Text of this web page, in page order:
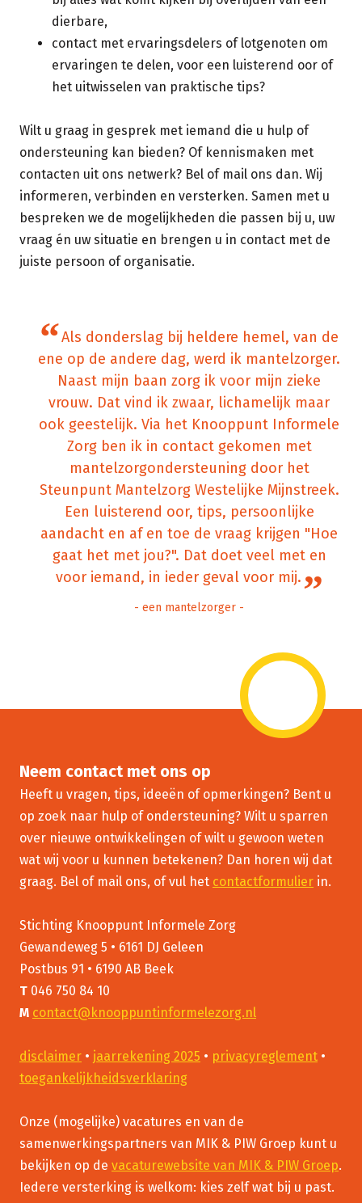
dierbare,
contact met ervaringsdelers of lotgenoten om
ervaringen te delen, voor een luisterend oor of
het uitwisselen van praktische tips?
Wilt u graag in gesprek met iemand die u hulp of
ondersteuning kan bieden? Of kennismaken met
contacten uit ons netwerk? Bel of mail ons dan. Wij
informeren, verbinden en versterken. Samen met u
bespreken we de mogelijkheden die passen bij u, uw
vraag én uw situatie en brengen u in contact met de
juiste persoon of organisatie.
“Als donderslag bij heldere hemel, van de
ene op de andere dag, werd ik mantelzorger.
Naast mijn baan zorg ik voor mijn zieke
vrouw. Dat vind ik zwaar, lichamelijk maar
ook geestelijk. Via het Knooppunt Informele
Zorg ben ik in contact gekomen met
mantelzorgondersteuning door het
Steunpunt Mantelzorg Westelijke Mijnstreek.
Een luisterend oor, tips, persoonlijke
aandacht en af en toe de vraag krijgen "Hoe
gaat het met jou?". Dat doet veel met en
voor iemand, in ieder geval voor mij.”
- een mantelzorger -
Neem contact met ons op
Heeft u vragen, tips, ideeën of opmerkingen? Bent u
op zoek naar hulp of ondersteuning? Wilt u sparren
over nieuwe ontwikkelingen of wilt u gewoon weten
wat wij voor u kunnen betekenen? Dan horen wij dat
graag. Bel of mail ons, of vul het contactformulier in.
Stichting Knooppunt Informele Zorg
Gewandeweg 5 • 6161 DJ Geleen
Postbus 91 • 6190 AB Beek
T 046 750 84 10
M contact@knooppuntinformelezorg.nl
disclaimer • jaarrekening 2025 • privacyreglement •
toegankelijkheidsverklaring
Onze (mogelijke) vacatures en van de
samenwerkingspartners van MIK & PIW Groep kunt u
bekijken op de vacaturewebsite van MIK & PIW Groep.
Iedere versterking is welkom: kies zelf wat bij u past.